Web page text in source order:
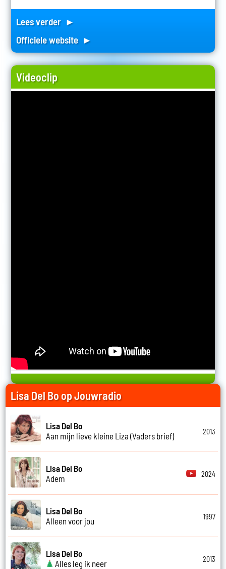
Lees verder ►
Officiele website ►
Videoclip
Lisa Del Bo op Jouwradio
Lisa Del Bo
Aan mijn lieve kleine Liza (Vaders brief)
2013
Lisa Del Bo
Adem
2024
Lisa Del Bo
Alleen voor jou
1997
Lisa Del Bo
Alles leg ik neer
2013